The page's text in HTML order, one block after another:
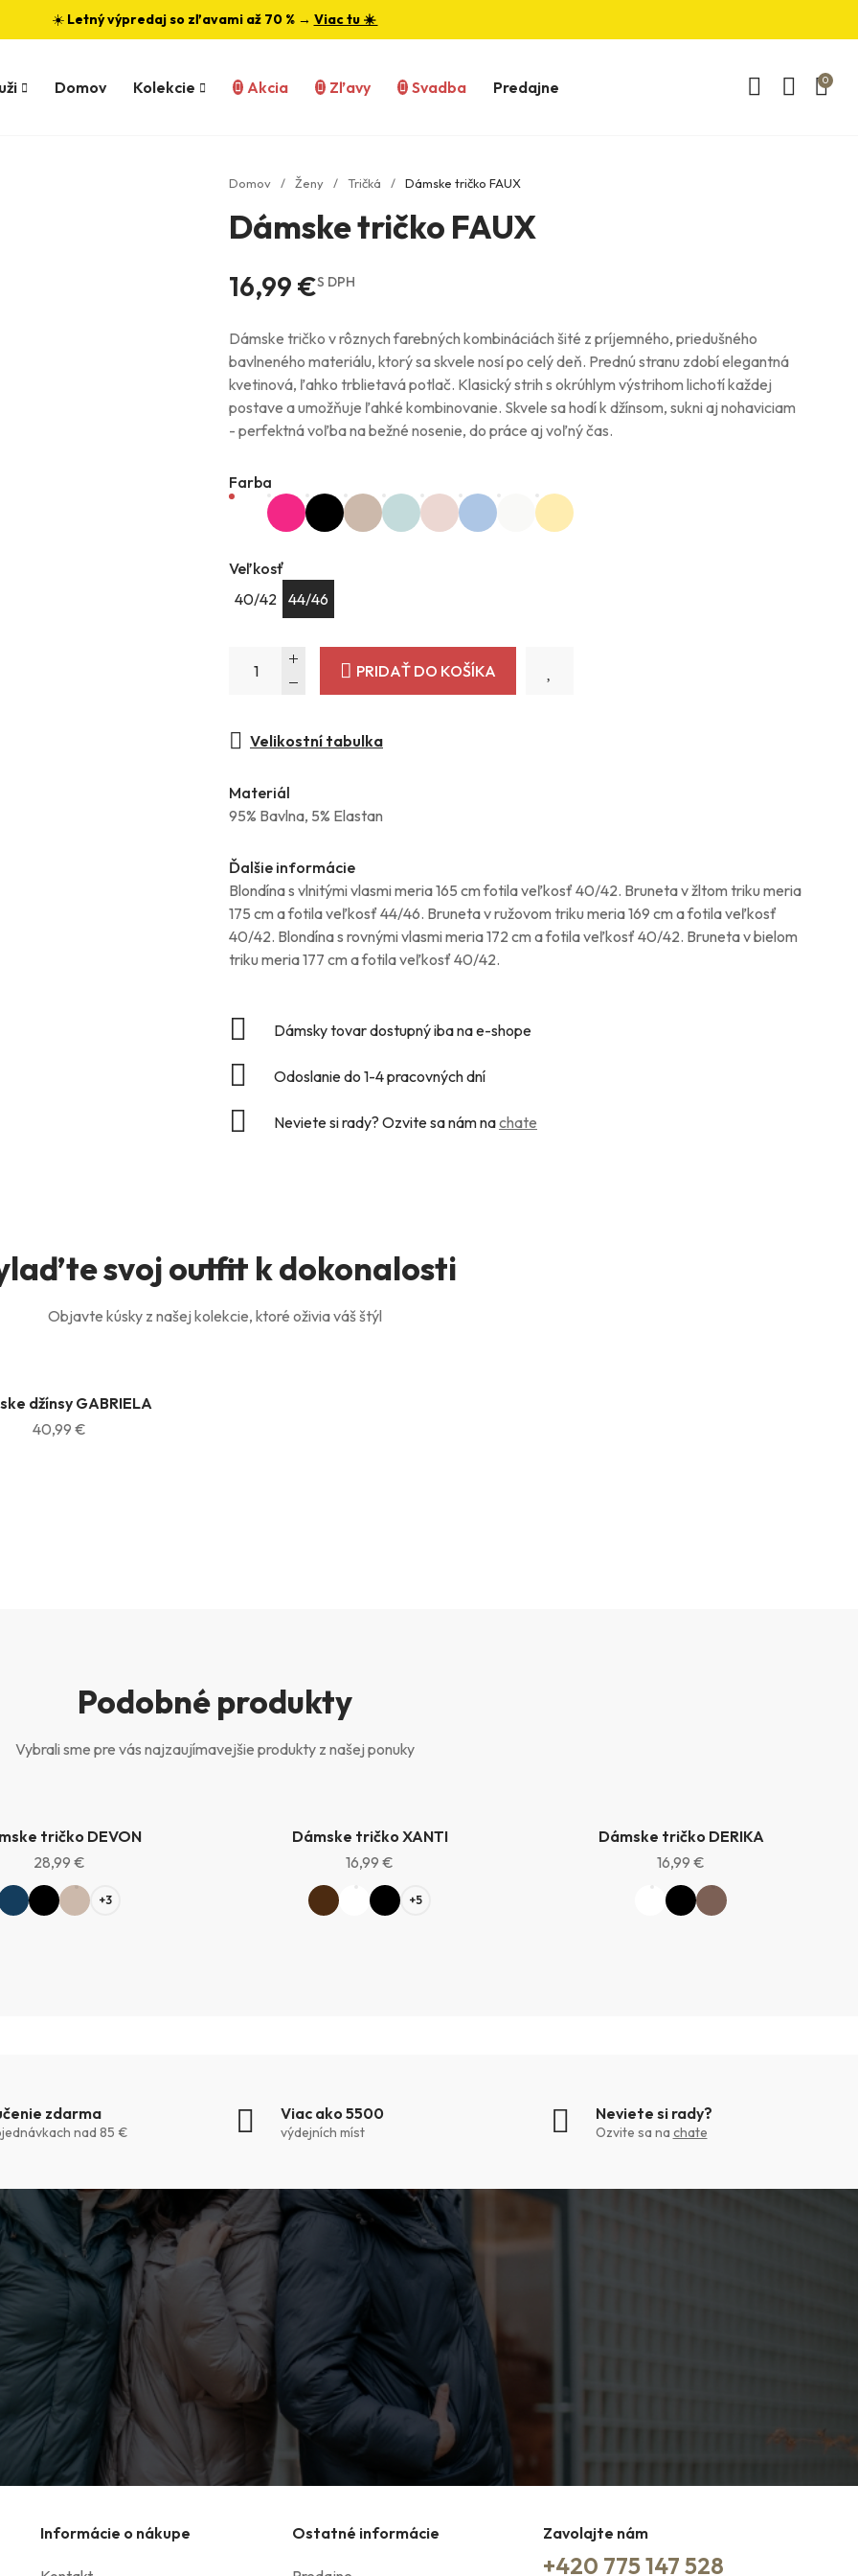
☀️ Letný výpredaj so zľavami až 70 % → Viac tu ☀️
Domov Kolekcie Akcia Zľavy Svadba Predajne 0
Domov Ženy Tričká Dámske tričko FAUX
Dámske tričko FAUX
16,99 €S DPH
Dámske tričko v rôznych farebných kombináciách šité z príjemného, ​​priedušného
bavlneného materiálu, ktorý sa skvele nosí po celý deň. Prednú stranu zdobí elegantná
kvetinová, ľahko trblietavá potlač. Klasický strih s okrúhlym výstrihom lichotí každej
postave a umožňuje ľahké kombinovanie. Skvele sa hodí k džínsom, sukni aj nohaviciam
- perfektná voľba na bežné nosenie, do práce aj voľný čas.
Farba
Veľkosť
40/42 44/46
PRIDAŤ DO KOŠÍKA
Velikostní tabulka
Materiál
95% Bavlna, 5% Elastan
Ďalšie informácie
Blondína s vlnitými vlasmi meria 165 cm fotila veľkosť 40/42. Bruneta v žltom triku meria
175 cm a fotila veľkosť 44/46. Bruneta v ružovom triku meria 169 cm a fotila veľkosť
40/42. Blondína s rovnými vlasmi meria 172 cm a fotila veľkosť 40/42. Bruneta v bielom
triku meria 177 cm a fotila veľkosť 40/42.
Dámsky tovar dostupný iba na e-shope
Odoslanie do 1-4 pracovných dní
Neviete si rady? Ozvite sa nám nachate
svoj outfit k dokonalosti
Objavte kúsky z našej kolekcie, ktoré oživia váš štýl
džínsy GABRIELA
40,99 €
Podobné produkty
Vybrali sme pre vás najzaujímavejšie produkty z našej ponuky
tričko DEVON
28,99 €
+3
Dámske tričko XANTI
16,99 €
+5
Dámske tričko DERIKA
16,99 €
zdarma
nad 85 €
Viac ako 5500
výdejních míst
Neviete si rady?
Ozvite sa na chate
Informácie o nákupe Ostatné informácie Zavolajte nám
+420 775 147 528